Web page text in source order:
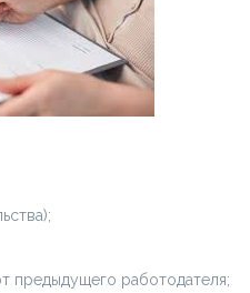
предыдущего работодателя;